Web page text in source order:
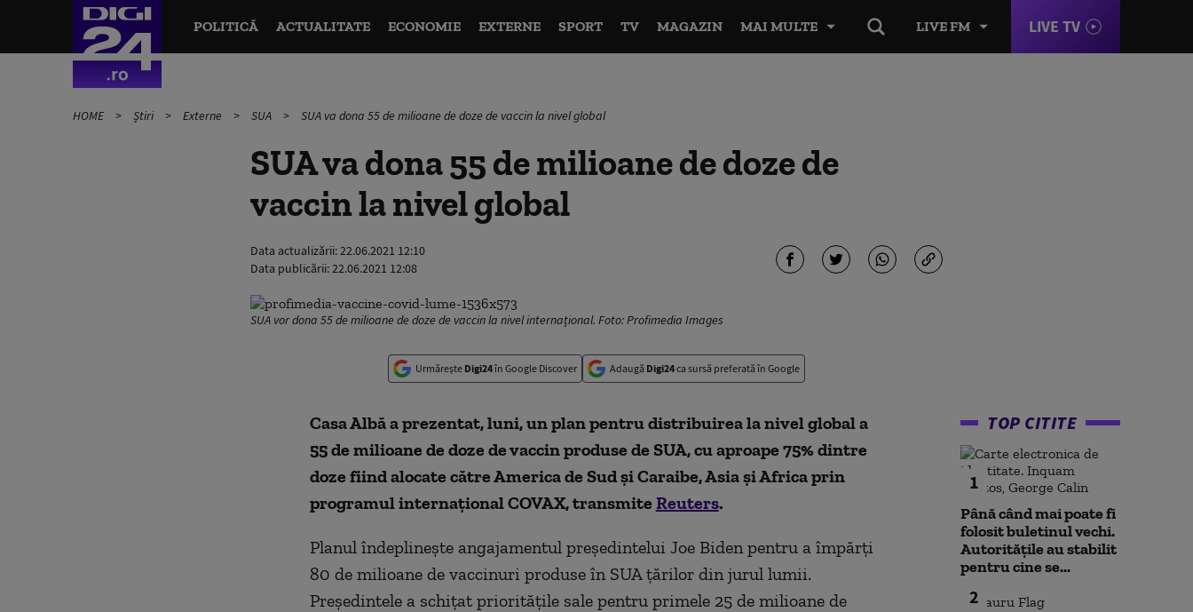
LIVE FM LIVE TV
POLITICĂ ACTUALITATE ECONOMIE EXTERNE SPORT TV MAGAZIN MAI MULTE
HOME Știri Externe SUA SUA va dona 55 de milioane de doze de vaccin la nivel global
SUA va dona 55 de milioane de doze de
vaccin la nivel global
Data actualizării:22.06.2021 12:10
Data publicării:22.06.2021 12:08
SUA vor dona 55 de milioane de doze de vaccin la nivel internațional. Foto: Profimedia Images
Urmărește Digi24în Google Discover Adaugă Digi24ca sursă preferată în Google
Casa Albă a prezentat, luni, un plan pentru distribuirea la nivel global a
55 de milioane de doze de vaccin produse de SUA, cu aproape 75% dintre
doze fiind alocate către America de Sud și Caraibe, Asia și Africa prin
programul internațional COVAX, transmite Reuters.
Planul îndeplinește angajamentul președintelui Joe Biden pentru a împărți
80 de milioane de vaccinuri produse în SUA țărilor din jurul lumii.
Președintele a schițat prioritățile sale pentru primele 25 de milioane de
TOP CITITE
1
Până când mai poate fi
folosit buletinul vechi.
Autoritățile au stabilit
pentru cine se...
2